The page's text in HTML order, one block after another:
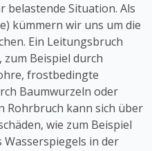
belastende Situation. Als
kümmern wir uns um die
Ein Leitungsbruch
Beispiel durch
frostbedingte
Baumwurzeln oder
Rohrbruch kann sich über
wie zum Beispiel
in der